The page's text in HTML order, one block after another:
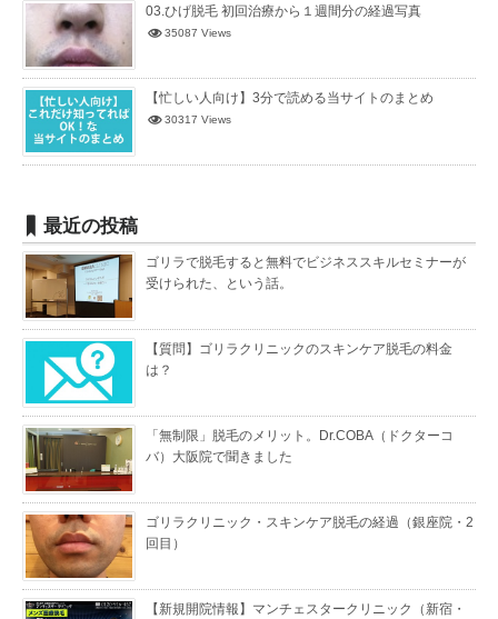
03.ひげ脱毛 初回治療から１週間分の経過写真
35087 Views
【忙しい人向け】3分で読める当サイトのまとめ
30317 Views
最近の投稿
ゴリラで脱毛すると無料でビジネススキルセミナーが
受けられた、という話。
【質問】ゴリラクリニックのスキンケア脱毛の料金
は？
「無制限」脱毛のメリット。Dr.COBA（ドクターコ
バ）大阪院で聞きました
ゴリラクリニック・スキンケア脱毛の経過（銀座院・2
回目）
【新規開院情報】マンチェスタークリニック（新宿・